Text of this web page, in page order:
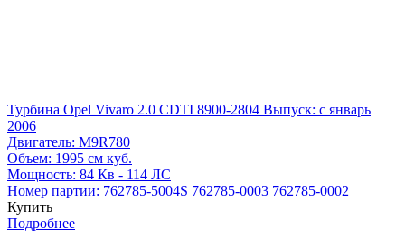
Турбина Opel Vivaro 2.0 CDTI 8900-2804 Выпуск: с январь
2006
Двигатель: M9R780
Объем: 1995 см куб.
Мощность: 84 Кв - 114 ЛС
Номер партии: 762785-5004S 762785-0003 762785-0002
Купить
Подробнее